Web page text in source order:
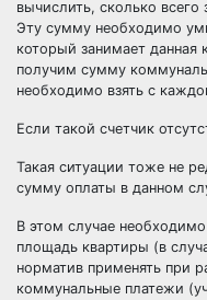
вычислить, сколько
Эту сумму необходимо
который занимает
получим сумму
необходимо взять с
Если такой счетчик
Такая ситуации тоже не
сумму оплаты в данном
В этом случае
площадь квартиры (в
норматив применять при
коммунальные платежи